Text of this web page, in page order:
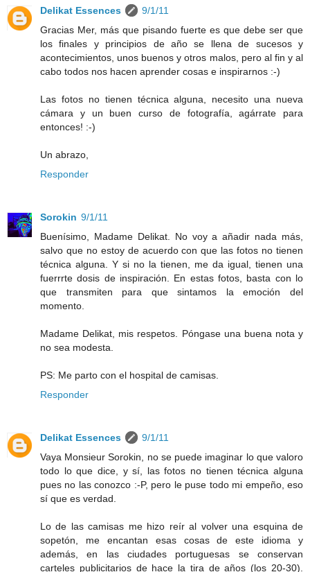
Delikat Essences
9/1/11
Gracias Mer, más que pisando fuerte es que debe ser que
los finales y principios de año se llena de sucesos y
acontecimientos, unos buenos y otros malos, pero al fin y al
cabo todos nos hacen aprender cosas e inspirarnos :-)
Las fotos no tienen técnica alguna, necesito una nueva
cámara y un buen curso de fotografía, agárrate para
entonces! :-)
Un abrazo,
Responder
Sorokin 9/1/11
Buenísimo, Madame Delikat. No voy a añadir nada más,
salvo que no estoy de acuerdo con que las fotos no tienen
técnica alguna. Y si no la tienen, me da igual, tienen una
fuerrrte dosis de inspiración. En estas fotos, basta con lo
que transmiten para que sintamos la emoción del
momento.
Madame Delikat, mis respetos. Póngase una buena nota y
no sea modesta.
PS: Me parto con el hospital de camisas.
Responder
Delikat Essences
9/1/11
Vaya Monsieur Sorokin, no se puede imaginar lo que valoro
todo lo que dice, y sí, las fotos no tienen técnica alguna
pues no las conozco :-P, pero le puse todo mi empeño, eso
sí que es verdad.
Lo de las camisas me hizo reír al volver una esquina de
sopetón, me encantan esas cosas de este idioma y
además, en las ciudades portuguesas se conservan
carteles publicitarios de hace la tira de años (los 20-30).